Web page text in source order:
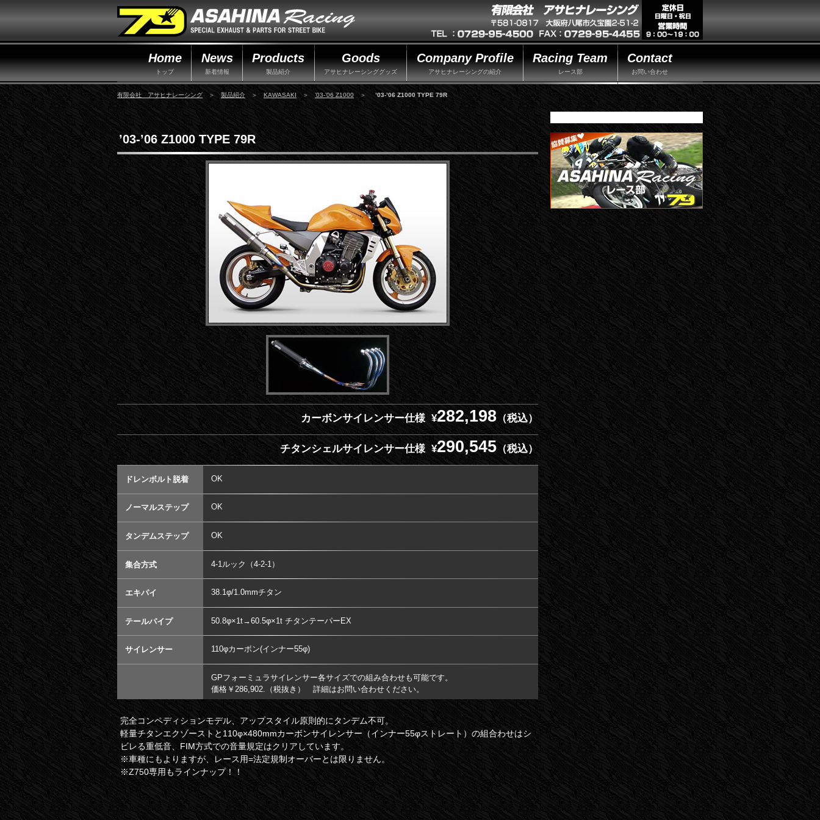
Home
トップ
News
新着情報
Products
製品紹介
Goods
アサヒナレーシンググッズ
Company Profile
アサヒナレーシングの紹介
Racing Team
レース部
Contact
お問い合わせ
有限会社 アサヒナレーシング ＞ 製品紹介 ＞ KAWASAKI ＞ ’03-’06 Z1000 ＞ ’03-’06 Z1000 TYPE 79R
’03-’06 Z1000 TYPE 79R
カーボンサイレンサー仕様 ¥282,198 （税込）
チタンシェルサイレンサー仕様 ¥290,545 （税込）
ドレンボルト脱着 OK
ノーマルステップ OK
タンデムステップ OK
集合方式 4-1ルック（4-2-1）
エキパイ 38.1φ/1.0mmチタン
テールパイプ 50.8φ×1t→60.5φ×1t チタンテーパーEX
サイレンサー 110φカーボン(インナー55φ)
GPフォーミュラサイレンサー各サイズでの組み合わせも可能です。
価格￥286,902.（税抜き） 詳細はお問い合わせください。
完全コンペディションモデル、アップスタイル原則的にタンデム不可。
軽量チタンエクゾーストと110φ×480mmカーボンサイレンサー（インナー55φストレート）の組合わせはシ
ビレる重低音、FIM方式での音量規定はクリアしています。
※車種にもよりますが、レース用=法定規制オーバーとは限りません。
※Z750専用もラインナップ！！